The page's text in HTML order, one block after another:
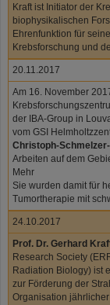
Kraft ist Initiator der
biophysikalischen
Ehrenfunktion für
Krebsforschung und
20.11.2017
Am 16. November
der IBA-Group in
vom GSI
Christoph-
Arbeiten auf dem
Mehr
Sie wurden damit für
Tumortherapie mit
24.10.2017
Prof. Dr. Gerhard
Research Society
Radiation Biology) ist
zur Förderung der
Organisation